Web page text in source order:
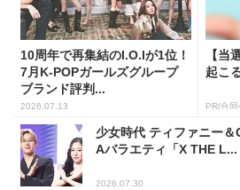
10周年で再集結のI.O.Iが1位！
7月K-POPガールズグループ
ブランド評判...
2026.07.13
【当
起こ
PR(合
少女時代 ティファニー
Aバラエティ「X THE L...
2026.07.30